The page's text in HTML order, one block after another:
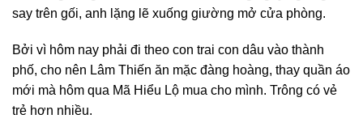
say trên gối, anh lặng lẽ xuống giường mở cửa phòng.
Bởi vì hôm nay phải đi theo con trai con dâu vào thành
phố, cho nên Lâm Thiến ăn mặc đàng hoàng, thay quần áo
mới mà hôm qua Mã Hiểu Lộ mua cho mình. Trông có vẻ
trẻ hơn nhiều.